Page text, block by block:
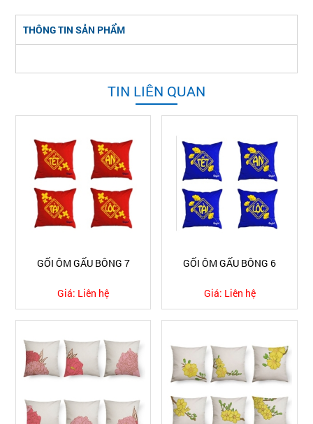
THÔNG TIN SẢN PHẨM
TIN LIÊN QUAN
GỐI ÔM GẤU BÔNG 7
Giá: Liên hệ
GỐI ÔM GẤU BÔNG 6
Giá: Liên hệ